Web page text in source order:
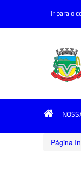
Ir para o
Página